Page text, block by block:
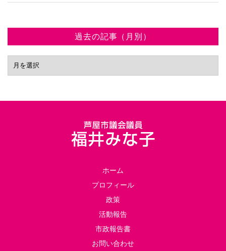
過去の記事（月別）
ホーム
プロフィール
政策
活動報告
市政報告書
お問い合わせ